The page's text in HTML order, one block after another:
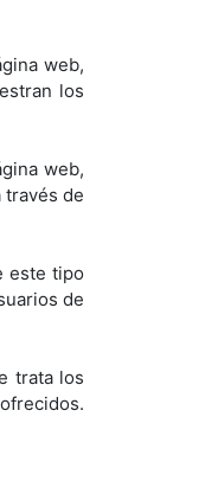
web,
los
web,
de
este tipo
de
trata los